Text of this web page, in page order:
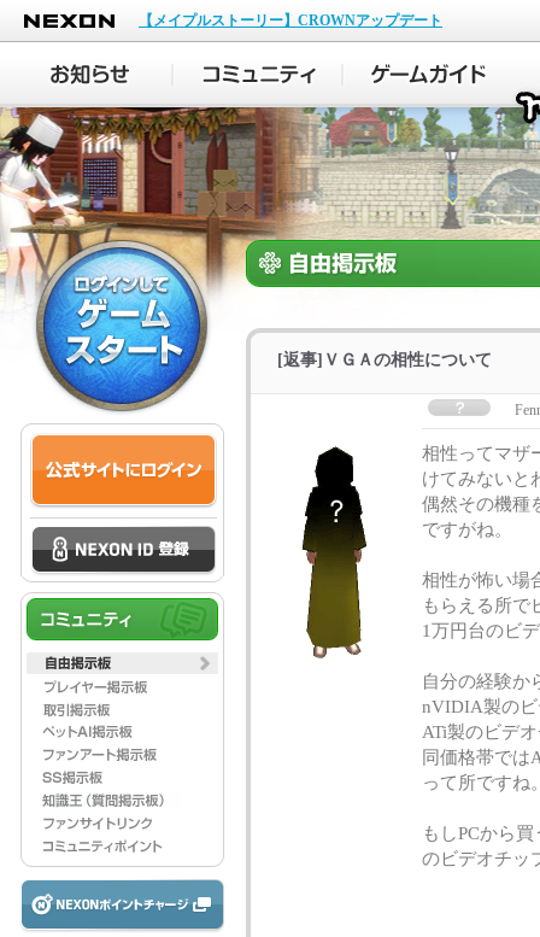
NEXON
【メイプルストーリー】CROWNアップデート
[返事]ＶＧＡの相性について
相性ってマザ
けてみないと
偶然その機種
ですがね。
相性が怖い場
もらえる所で
1万円台のビ
自分の経験か
nVIDIA製のビ
ATi製のビデ
同価格帯では
って所ですね
もしPCから
のビデオチッ